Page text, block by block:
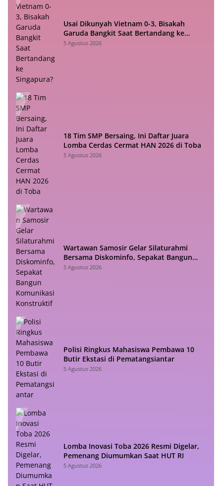
Usai Dikunyah Vietnam 0-3, Bisakah
Garuda Bangkit Saat Bertandang ke
Singapura?
5 Agustus 2026
18 Tim SMP Bersaing, Ini Daftar Juara
Lomba Cerdas Cermat HAN 2026 di Toba
5 Agustus 2026
Wartawan Samosir Gelar Silaturahmi
Bersama Diskominfo, Sepakat Bangun
Komunikasi Konstruktif
5 Agustus 2026
Polisi Ringkus Mahasiswa Pembawa 10
Butir Ekstasi di Pematangsiantar
5 Agustus 2026
Lomba Inovasi Toba 2026 Resmi Digelar,
Pemenang Diumumkan Saat HUT RI
5 Agustus 2026